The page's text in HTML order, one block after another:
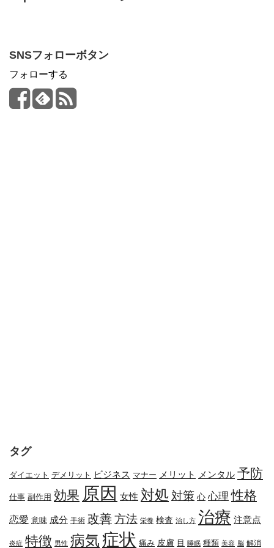
SNSフォローボタン
フォローする
タグ
ダイエット デメリット ビジネス マナー メリット メンタル 予防
仕事 副作用 効果 原因 女性 対処 対策 心 心理 性格
恋愛 意味 成分 手術 改善方法 栄養 検査 治し方 治療 注意点
炎症 特徴 男性 病気症状 痛み 皮膚 目 睡眠 種類 美容 脳 解消